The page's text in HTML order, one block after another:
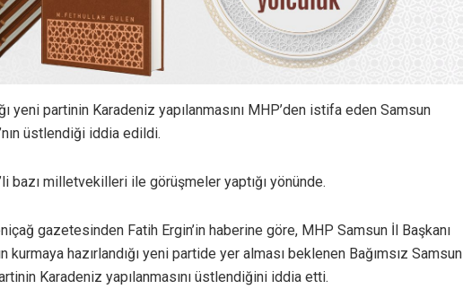
yeni partinin Karadeniz yapılanmasını MHP’den istifa eden Samsun
üstlendiği iddia edildi.
bazı milletvekilleri ile görüşmeler yaptığı yönünde.
gazetesinden Fatih Ergin’in haberine göre, MHP Samsun İl Başkanı
kurmaya hazırlandığı yeni partide yer alması beklenen Bağımsız Samsun
Karadeniz yapılanmasını üstlendiğini iddia etti.